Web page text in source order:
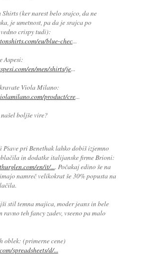
Shirts (ker narest belo srajco, da ne
je umetnost, pa da je srajca po
crispy tudi):
eu/blue-chec...
Aspesi:
en/men/shirts/je...
Viola Milano:
product/cre...
boljše vire?
Piave pri Benethak lahko dobiš izjemno
in dodatke italijanske firme Brioni:
en/it/.... Počakaj edino še na
namreč velikokrat še 30% popusta na
stil temna majica, moder jeans in bele
ravno teh fancy zadev, vseeno pa malo
oblek: (primerne cene)
spreadsheets/d/...